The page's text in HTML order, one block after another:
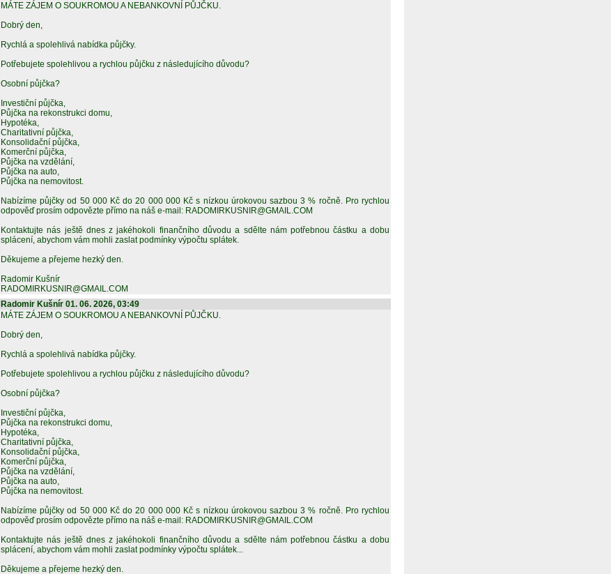
MÁTE ZÁJEM O SOUKROMOU A NEBANKOVNÍ PŮJČKU.
Dobrý den,
Rychlá a spolehlivá nabídka půjčky.
Potřebujete spolehlivou a rychlou půjčku z následujícího důvodu?
Osobní půjčka?
Investiční půjčka,
Půjčka na rekonstrukci domu,
Hypotéka,
Charitativní půjčka,
Konsolidační půjčka,
Komerční půjčka,
Půjčka na vzdělání,
Půjčka na auto,
Půjčka na nemovitost.
Nabízíme půjčky od 50 000 Kč do 20 000 000 Kč s nízkou úrokovou sazbou 3 % ročně. Pro rychlou
odpověď prosím odpovězte přímo na náš e-mail: RADOMIRKUSNIR@GMAIL.COM
Kontaktujte nás ještě dnes z jakéhokoli finančního důvodu a sdělte nám potřebnou částku a dobu
splácení, abychom vám mohli zaslat podmínky výpočtu splátek.
Děkujeme a přejeme hezký den.
Radomir Kušnír
RADOMIRKUSNIR@GMAIL.COM
Radomir Kušnír 01. 06. 2026, 03:49
MÁTE ZÁJEM O SOUKROMOU A NEBANKOVNÍ PŮJČKU.
Dobrý den,
Rychlá a spolehlivá nabídka půjčky.
Potřebujete spolehlivou a rychlou půjčku z následujícího důvodu?
Osobní půjčka?
Investiční půjčka,
Půjčka na rekonstrukci domu,
Hypotéka,
Charitativní půjčka,
Konsolidační půjčka,
Komerční půjčka,
Půjčka na vzdělání,
Půjčka na auto,
Půjčka na nemovitost.
Nabízíme půjčky od 50 000 Kč do 20 000 000 Kč s nízkou úrokovou sazbou 3 % ročně. Pro rychlou
odpověď prosím odpovězte přímo na náš e-mail: RADOMIRKUSNIR@GMAIL.COM
Kontaktujte nás ještě dnes z jakéhokoli finančního důvodu a sdělte nám potřebnou částku a dobu
splácení, abychom vám mohli zaslat podmínky výpočtu splátek...
Děkujeme a přejeme hezký den.